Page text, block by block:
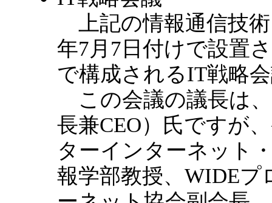
上記の情報通信技
年7月7日付けで設置
で構成されるIT戦略
この会議の議長は
長兼CEO）氏ですが
ターインターネット
報学部教授、WIDE